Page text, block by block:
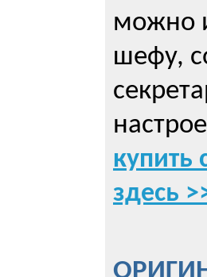
можно
шефу,
купить
здесь